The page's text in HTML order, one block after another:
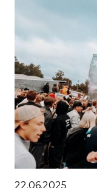
22.06.2025